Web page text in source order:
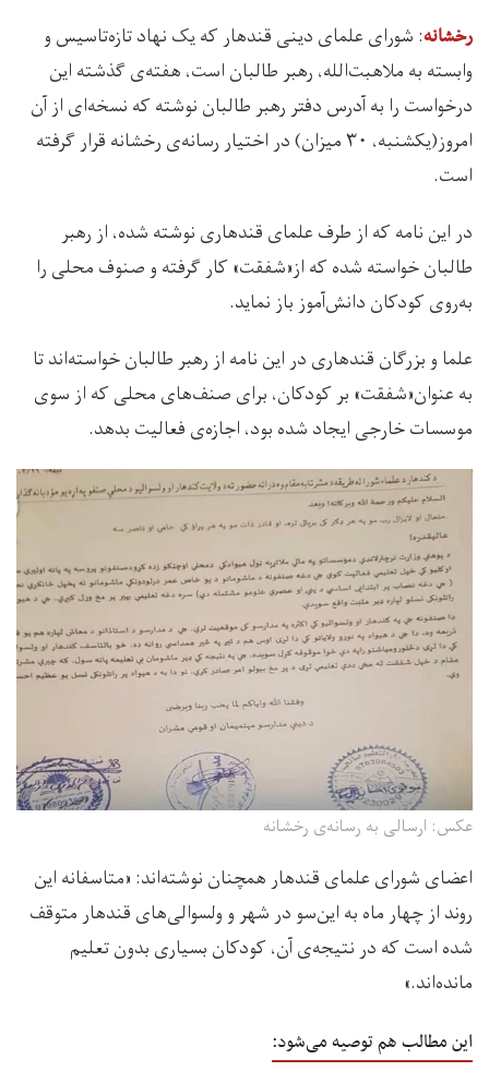
رخشانه: شورای علمای دینی قندهار که یک نهاد تازه‌تاسیس و
وابسته به ملاهبت‌الله، رهبر طالبان است، هفته‌ی گذشته این
درخواست را به آدرس دفتر رهبر طالبان نوشته که نسخه‌ای از آن
امروز(یکشنبه، ۳۰ میزان) در اختیار رسانه‌ی رخشانه قرار گرفته
است.
در این نامه که از طرف علمای قندهاری نوشته شده، از رهبر
طالبان خواسته شده که از«شفقت» کار گرفته و صنوف محلی را
به‌روی کودکان دانش‌آموز باز نماید.
علما و بزرگان قندهاری در این نامه از رهبر طالبان خواسته‌اند تا
به عنوان«شفقت» بر کودکان، برای صنف‌های محلی که از سوی
موسسات خارجی ایجاد شده بود، اجازه‌ی فعالیت بدهد.
عکس: ارسالی به رسانه‌ی رخشانه
اعضای شورای علمای قندهار همچنان نوشته‌اند: «متاسفانه این
روند از چهار ماه به این‌سو در شهر و ولسوالی‌های قندهار متوقف
شده است که در نتیجه‌ی آن، کودکان بسیاری بدون تعلیم
مانده‌اند.»
این مطالب هم توصیه می‌شود: